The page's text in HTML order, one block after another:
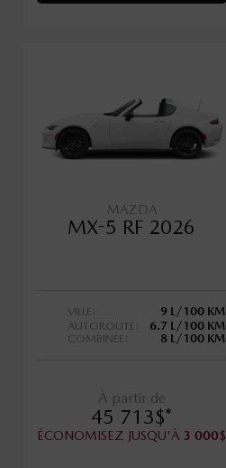
MAZDA
MX-5 RF 2026
VILLE:
9 L/100 KM
AUTOROUTE:
6.7 L/100 KM
COMBINÉE:
8 L/100 KM
À partir de
45 713$*
ÉCONOMISEZ JUSQU'À 3 000$